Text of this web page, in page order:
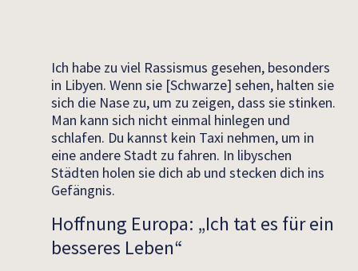
Ich habe zu viel Rassismus gesehen, besonders
in Libyen. Wenn sie [Schwarze] sehen, halten sie
sich die Nase zu, um zu zeigen, dass sie stinken.
Man kann sich nicht einmal hinlegen und
schlafen. Du kannst kein Taxi nehmen, um in
eine andere Stadt zu fahren. In libyschen
Städten holen sie dich ab und stecken dich ins
Gefängnis.
Hoffnung Europa: „Ich tat es für ein
besseres Leben“